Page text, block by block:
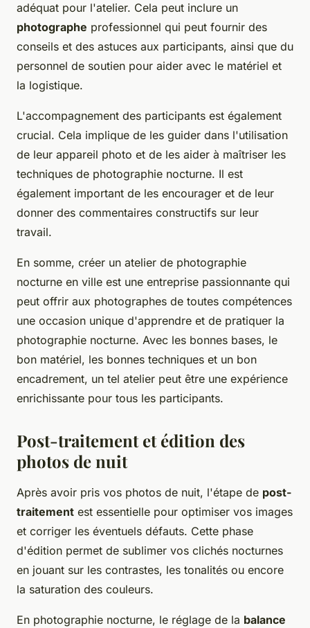
adéquat pour l'atelier. Cela peut inclure un
photographe professionnel qui peut fournir des
conseils et des astuces aux participants, ainsi que du
personnel de soutien pour aider avec le matériel et
la logistique.
L'accompagnement des participants est également
crucial. Cela implique de les guider dans l'utilisation
de leur appareil photo et de les aider à maîtriser les
techniques de photographie nocturne. Il est
également important de les encourager et de leur
donner des commentaires constructifs sur leur
travail.
En somme, créer un atelier de photographie
nocturne en ville est une entreprise passionnante qui
peut offrir aux photographes de toutes compétences
une occasion unique d'apprendre et de pratiquer la
photographie nocturne. Avec les bonnes bases, le
bon matériel, les bonnes techniques et un bon
encadrement, un tel atelier peut être une expérience
enrichissante pour tous les participants.
Post-traitement et édition des
photos de nuit
Après avoir pris vos photos de nuit, l'étape de post-
traitement est essentielle pour optimiser vos images
et corriger les éventuels défauts. Cette phase
d'édition permet de sublimer vos clichés nocturnes
en jouant sur les contrastes, les tonalités ou encore
la saturation des couleurs.
En photographie nocturne, le réglage de la balance